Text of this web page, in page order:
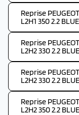
Reprise
L2H1 350 2.2
Reprise
L2H2 330 2.2
Reprise
L2H2 330 2.2
Reprise
L2H2 350 2.2